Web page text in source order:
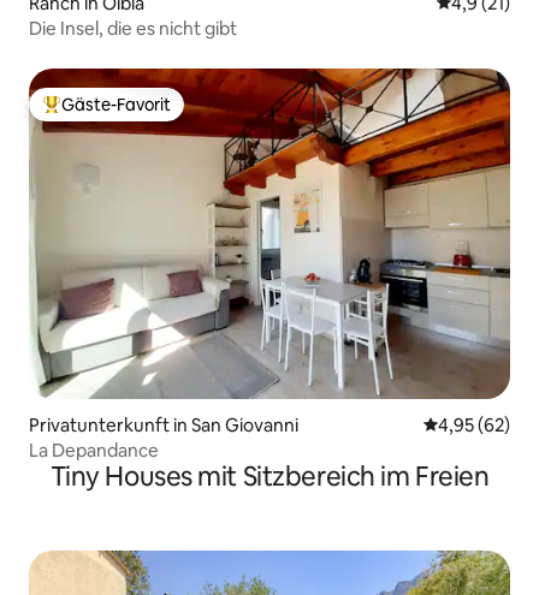
Die Insel, die es nicht gibt
Beliebter Gäste-Favorit.
Gäste-Favorit
Privatunterkunft in San Giovanni
4,95 (62)
La Depandance
Tiny Houses mit Sitzbereich im Freien